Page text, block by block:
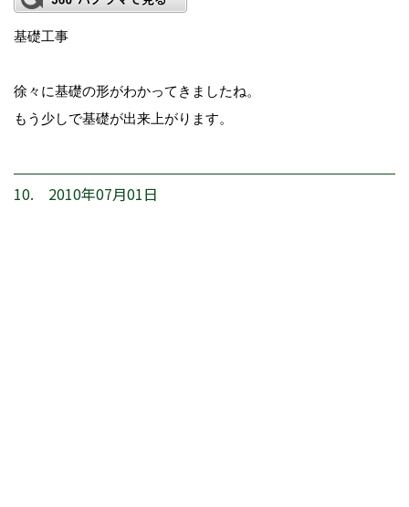
基礎工事
徐々に基礎の形がわかってきましたね。
もう少しで基礎が出来上がります。
10. 2010年07月01日